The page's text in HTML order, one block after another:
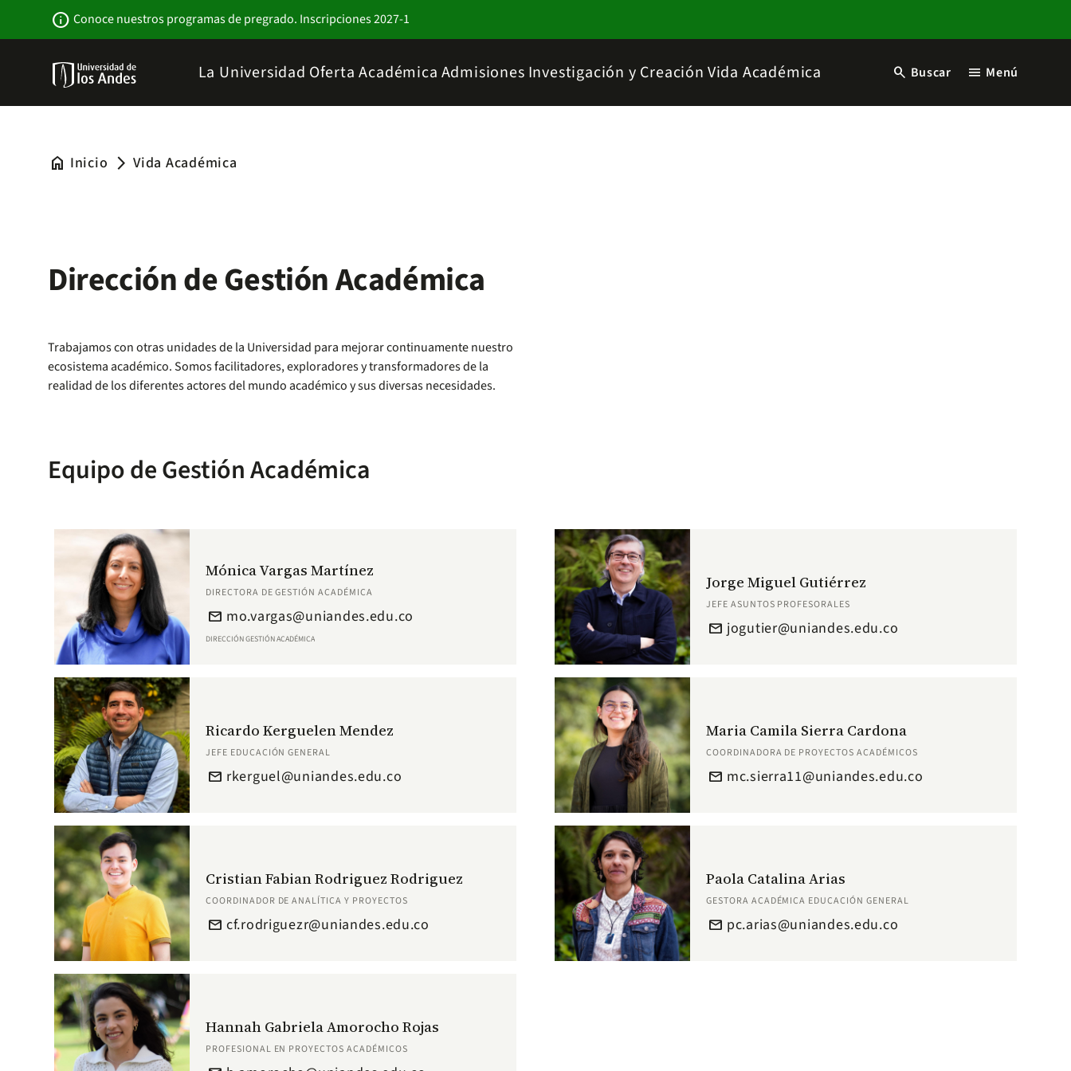
info Conoce nuestros programas de pregrado. Inscripciones 2027-1
La Universidad Oferta Académica Admisiones Investigación y Creación Vida Académica search Buscar menu Menú
home Inicio arrow_forward_ios Vida Académica
Dirección de Gestión Académica
Trabajamos con otras unidades de la Universidad para mejorar continuamente nuestro
ecosistema académico. Somos facilitadores, exploradores y transformadores de la
realidad de los diferentes actores del mundo académico y sus diversas necesidades.
Equipo de Gestión Académica
Mónica Vargas Martínez
DIRECTORA DE GESTIÓN ACADÉMICA
email mo.vargas@uniandes.edu.co
DIRECCIÓN GESTIÓN ACADÉMICA
Ricardo Kerguelen Mendez
JEFE EDUCACIÓN GENERAL
email rkerguel@uniandes.edu.co
Cristian Fabian Rodriguez Rodriguez
COORDINADOR DE ANALÍTICA Y PROYECTOS
email cf.rodriguezr@uniandes.edu.co
Hannah Gabriela Amorocho Rojas
PROFESIONAL EN PROYECTOS ACADÉMICOS
Jorge Miguel Gutiérrez
JEFE ASUNTOS PROFESORALES
email jogutier@uniandes.edu.co
Maria Camila Sierra Cardona
COORDINADORA DE PROYECTOS ACADÉMICOS
email mc.sierra11@uniandes.edu.co
Paola Catalina Arias
GESTORA ACADÉMICA EDUCACIÓN GENERAL
email pc.arias@uniandes.edu.co